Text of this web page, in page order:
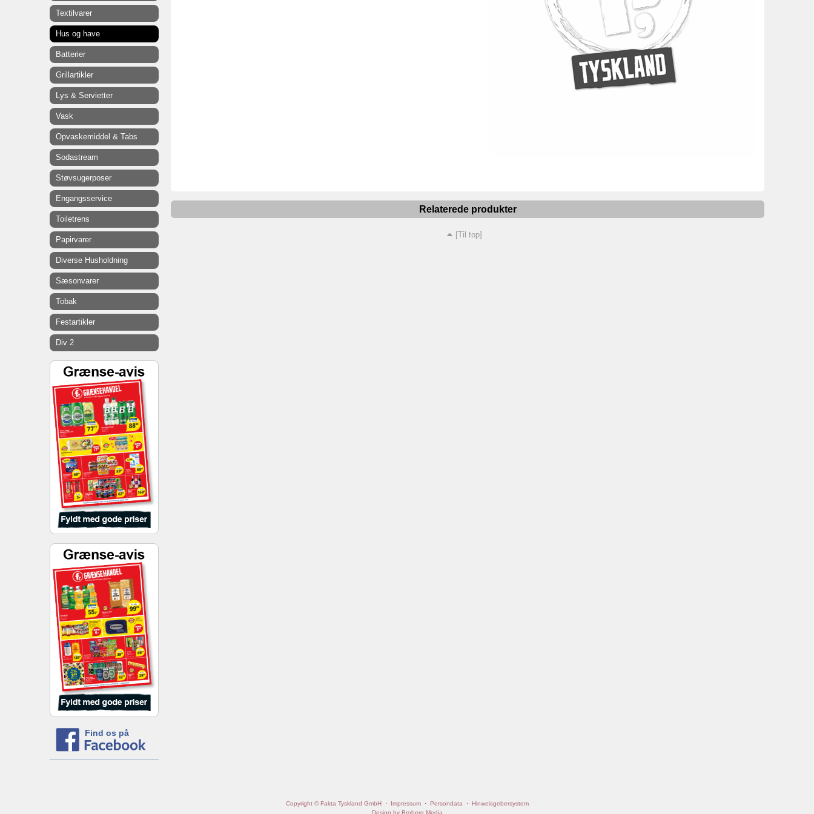
Relaterede produkter
[Til top]
Textilvarer
Hus og have
Batterier
Grillartikler
Lys & Servietter
Vask
Opvaskemiddel & Tabs
Sodastream
Støvsugerposer
Engangsservice
Toiletrens
Papirvarer
Diverse Husholdning
Sæsonvarer
Tobak
Festartikler
Div 2
Find os på
Copyright © Fakta Tyskland GmbH· Impressum· Persondata · Hinweisgebersystem
Design by Broberg Media